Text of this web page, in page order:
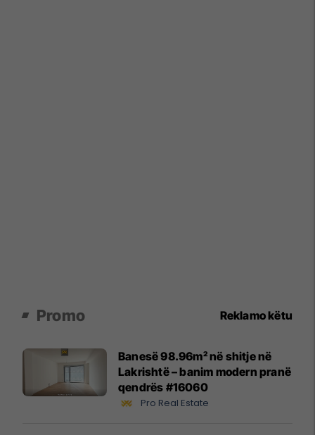
Promo Reklamo këtu
Banesë 98.96m² në shitje në
Lakrishtë – banim modern pranë
qendrës #16060
Pro Real Estate